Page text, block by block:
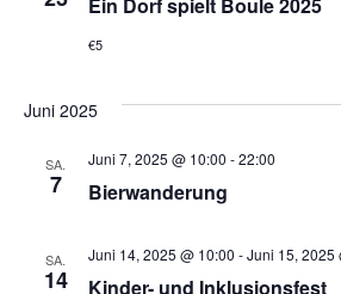
Ein Dorf spielt Boule 2025
€5
Juni 2025
SA.
7 Bierwanderung
Juni 7, 2025 @ 10:00 -22:00
SA.
14 Kinder- und Inklusionsfest
Juni 14, 2025 @ 10:00 -Juni 15, 2025